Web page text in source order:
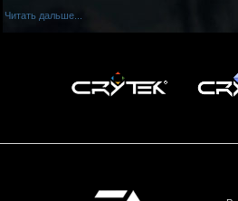
Читать дальше...